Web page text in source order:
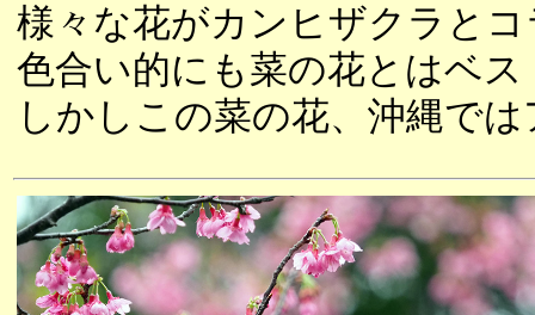
様々な花がカンヒザクラと
色合い的にも菜の花とはベ
しかしこの菜の花、沖縄で